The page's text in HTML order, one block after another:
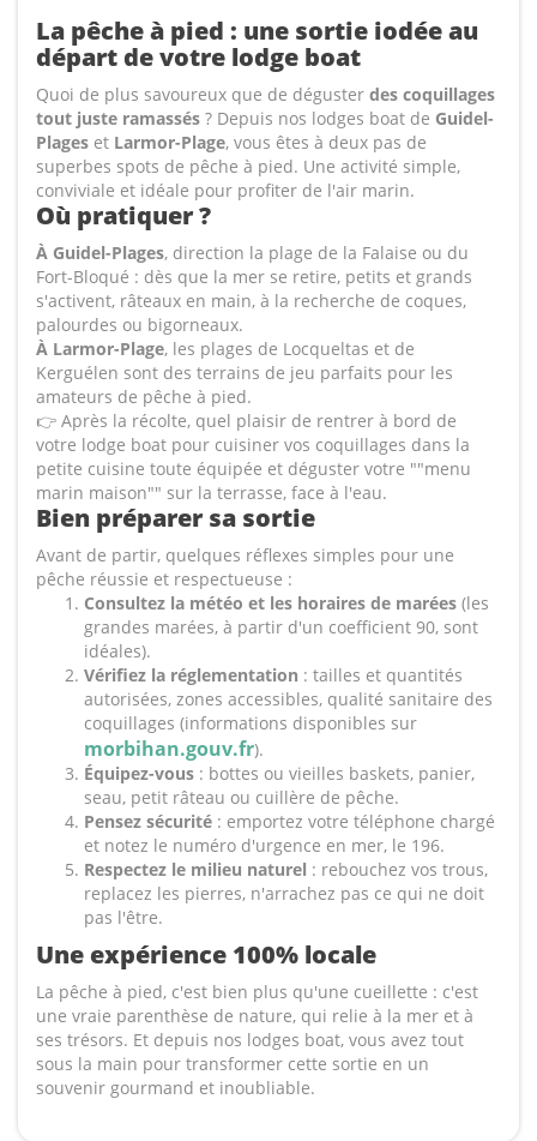
La pêche à pied : une sortie iodée au
départ de votre lodge boat
Quoi de plus savoureux que de déguster des coquillages
tout juste ramassés ? Depuis nos lodges boat de Guidel-
Plages et Larmor-Plage, vous êtes à deux pas de
superbes spots de pêche à pied. Une activité simple,
conviviale et idéale pour profiter de l'air marin.
Où pratiquer ?
À Guidel-Plages, direction la plage de la Falaise ou du
Fort-Bloqué : dès que la mer se retire, petits et grands
s'activent, râteaux en main, à la recherche de coques,
palourdes ou bigorneaux.
À Larmor-Plage, les plages de Locqueltas et de
Kerguélen sont des terrains de jeu parfaits pour les
amateurs de pêche à pied.
👉 Après la récolte, quel plaisir de rentrer à bord de
votre lodge boat pour cuisiner vos coquillages dans la
petite cuisine toute équipée et déguster votre ""menu
marin maison"" sur la terrasse, face à l'eau.
Bien préparer sa sortie
Avant de partir, quelques réflexes simples pour une
pêche réussie et respectueuse :
Consultez la météo et les horaires de marées (les
grandes marées, à partir d'un coefficient 90, sont
idéales).
Vérifiez la réglementation : tailles et quantités
autorisées, zones accessibles, qualité sanitaire des
coquillages (informations disponibles sur
morbihan.gouv.fr).
Équipez-vous : bottes ou vieilles baskets, panier,
seau, petit râteau ou cuillère de pêche.
Pensez sécurité : emportez votre téléphone chargé
et notez le numéro d'urgence en mer, le 196.
Respectez le milieu naturel : rebouchez vos trous,
replacez les pierres, n'arrachez pas ce qui ne doit
pas l'être.
Une expérience 100% locale
La pêche à pied, c'est bien plus qu'une cueillette : c'est
une vraie parenthèse de nature, qui relie à la mer et à
ses trésors. Et depuis nos lodges boat, vous avez tout
sous la main pour transformer cette sortie en un
souvenir gourmand et inoubliable.